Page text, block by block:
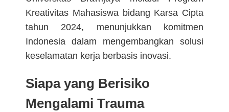
Kreativitas Mahasiswa bidang Karsa Cipta
tahun 2024, menunjukkan komitmen
Indonesia dalam mengembangkan solusi
keselamatan kerja berbasis inovasi.
Siapa yang Berisiko
Mengalami Trauma